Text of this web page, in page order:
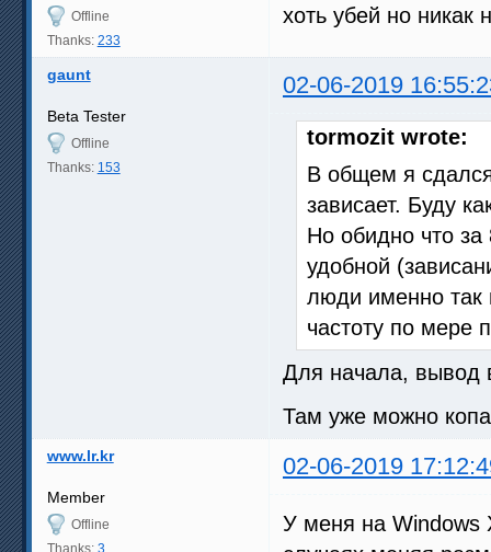
Offline
Thanks: 233
хоть убей но
gaunt 02-06-2019
Beta Tester
Offline
Thanks: 153
tormozit wrote:
В общем я
зависает. Буду
Но обидно что за
удобной
люди именно так
частоту по мере
Для начала, вывод
Там уже можно
www.lr.kr 02-06-2019
Member
Offline
У меня на Windows